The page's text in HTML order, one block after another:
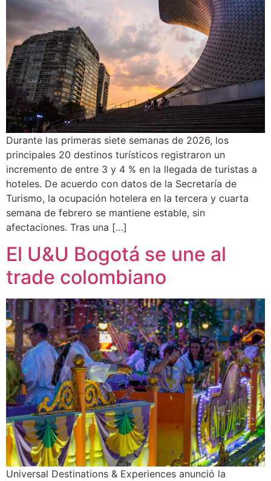
Durante las primeras siete semanas de 2026, los
principales 20 destinos turísticos registraron un
incremento de entre 3 y 4 % en la llegada de turistas a
hoteles. De acuerdo con datos de la Secretaría de
Turismo, la ocupación hotelera en la tercera y cuarta
semana de febrero se mantiene estable, sin
afectaciones. Tras una […]
El U&U Bogotá se une al
trade colombiano
Universal Destinations & Experiences anunció la